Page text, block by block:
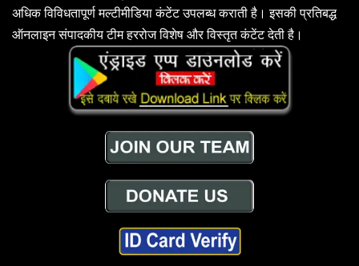
अधिक विविधतापूर्ण मल्टीमीडिया कंटेंट उपलब्ध कराती है। इसकी प्रतिबद्ध
ऑनलाइन संपादकीय टीम हररोज विशेष और विस्तृत कंटेंट देती है।